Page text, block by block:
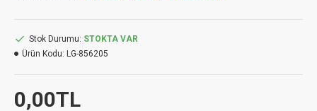
0,00TL
Stok Durumu: STOKTA VAR
Ürün Kodu: LG-856205